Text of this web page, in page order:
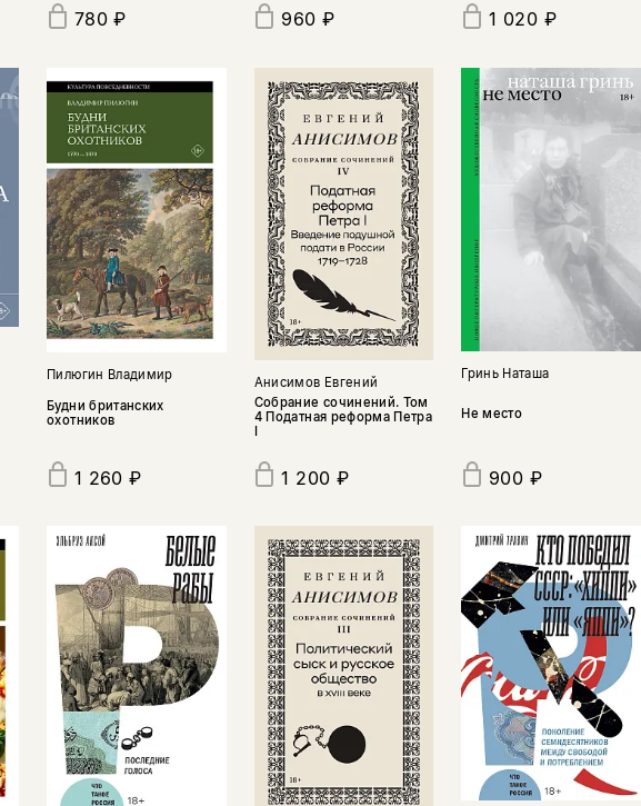
780 ₽ 960 ₽ 1 020 ₽
Пилюгин Владимир
Будни британских
охотников
1 260 ₽
Анисимов Евгений
Собрание сочинений. Том
4 Податная реформа Петра
1 200 ₽
Гринь Наташа
Не место
900 ₽